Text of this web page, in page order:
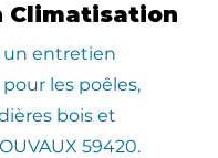
Climatisation
un entretien
les poêles,
bois et
59420.